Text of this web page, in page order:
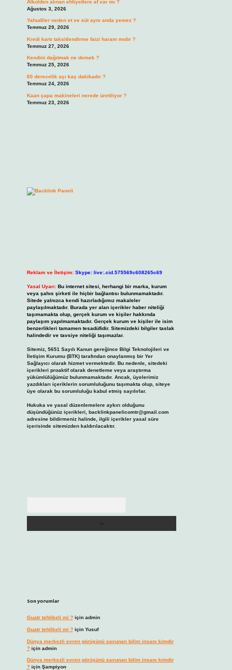
Alkolden alınan ehliyetlere af var mı ?
Ağustos 3, 2026
Yahudiler neden et ve süt aynı anda yemez ?
Temmuz 29, 2026
Kredi kartı taksitlendirme faizi haram mıdır ?
Temmuz 27, 2026
Kendini dağıtmak ne demek ?
Temmuz 25, 2026
60 derecelik açı kaç dakikadır ?
Temmuz 24, 2026
Kaan çapa makineleri nerede üretiliyor ?
Temmuz 23, 2026
Reklam ve İletişim: Skype: live:.cid.575569c608265c69
Yasal Uyarı: Bu internet sitesi, herhangi bir marka, kurum
veya şahıs şirketi ile hiçbir bağlantısı bulunmamaktadır.
Sitede yalnızca kendi hazırladığımız makaleler
paylaşılmaktadır. Burada yer alan içerikler haber niteliği
taşımamakta olup, gerçek kurum ve kişiler hakkında
paylaşım yapılmamaktadır. Gerçek kurum ve kişiler ile isim
benzerlikleri tamamen tesadüfidir. Sitemizdeki bilgiler taslak
halindedir ve tavsiye niteliği taşımazlar.
Sitemiz, 5651 Sayılı Kanun gereğince Bilgi Teknolojileri ve
İletişim Kurumu (BTK) tarafından onaylanmış bir Yer
Sağlayıcı olarak hizmet vermektedir. Bu nedenle, sitedeki
içerikleri proaktif olarak denetleme veya araştırma
yükümlülüğümüz bulunmamaktadır. Ancak, üyelerimiz
yazdıkları içeriklerin sorumluluğunu taşımakta olup, siteye
üye olarak bu sorumluluğu kabul etmiş sayılırlar.
Hukuka ve yasal düzenlemelere aykırı olduğunu
düşündüğünüz içerikleri, backlinkpanelicomtr@gmail.com
adresine bildirmeniz halinde, ilgili içerikler yasal süre
içerisinde sitemizden kaldırılacaktır.
Son yorumlar
Guatr tehlikeli mi ?için admin
Guatr tehlikeli mi ?için Yusuf
Dünya merkezli evren görüşünü savunan bilim insanı kimdir
?için admin
Dünya merkezli evren görüşünü savunan bilim insanı kimdir
?için Şampiyon